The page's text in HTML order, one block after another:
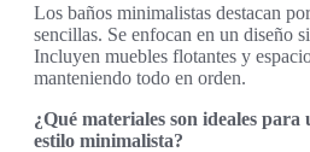
Los baños minimalistas destacan
sencillas. Se enfocan en un diseño
Incluyen muebles flotantes y
manteniendo todo en orden.
¿Qué materiales son ideales
estilo minimalista?